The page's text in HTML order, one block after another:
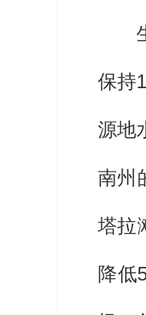
保持
源地
南州
塔拉
降低